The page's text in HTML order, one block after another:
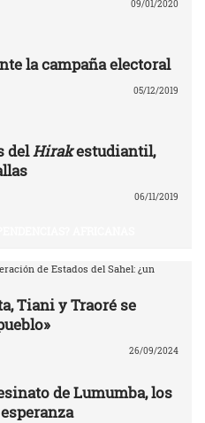
09/01/2020
la campaña electoral
05/12/2019
delHirakestudiantil,
06/11/2019
de Estados del Sahel: ¿un
Tiani y Traoré se
26/09/2024
de Lumumba, los